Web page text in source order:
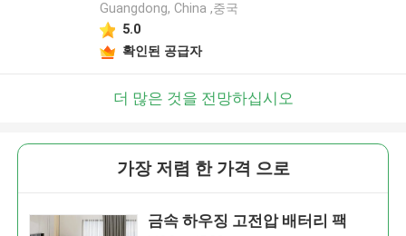
Guangdong, China ,중국
5.0
확인된 공급자
더 많은 것을 전망하십시오
가장 저렴 한 가격 으로
금속 하우징 고전압 배터리 팩